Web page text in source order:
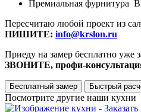
Премиальная фурнитура
Пересчитаю любой проект из
ПИШИТЕ: info@krslon.ru
Приеду на замер бесплатно уже
ЗВОНИТЕ, профи-
Бесплатный замер Быстрый
Посмотрите другие наши кухни